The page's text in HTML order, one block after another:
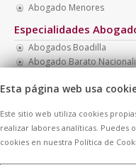
Abogado Menores
Especialidades
Abogados Boadilla
Abogado Barato
Abogado Barato Divorcio
Abogado Presupuesto
Esta página web usa
Este sitio web utiliza cookies
realizar labores analíticas. Puedes
cookies en nuestra Política de